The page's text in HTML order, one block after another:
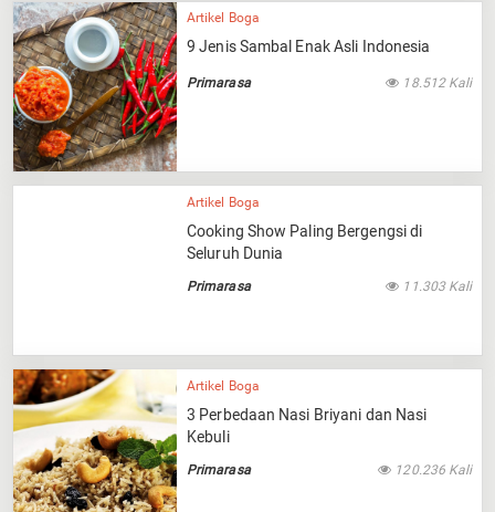
Artikel Boga
9 Jenis Sambal Enak Asli Indonesia
Primarasa 18.512 Kali
Artikel Boga
Cooking Show Paling Bergengsi di
Seluruh Dunia
Primarasa 11.303 Kali
Artikel Boga
3 Perbedaan Nasi Briyani dan Nasi
Kebuli
Primarasa 120.236 Kali